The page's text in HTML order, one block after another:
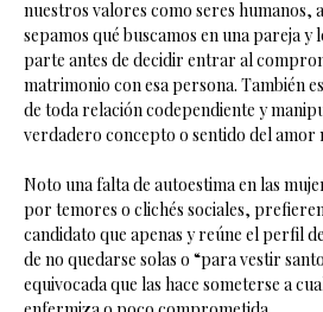
nuestros valores como seres humanos,
sepamos qué buscamos en una pareja y
parte antes de decidir entrar al
matrimonio con esa persona. También
de toda relación codependiente y
verdadero concepto o sentido del amor
Noto una falta de autoestima en las
por temores o clichés sociales,
candidato que apenas y reúne el perfil
de no quedarse solas o “para vestir
equivocada que las hace someterse a